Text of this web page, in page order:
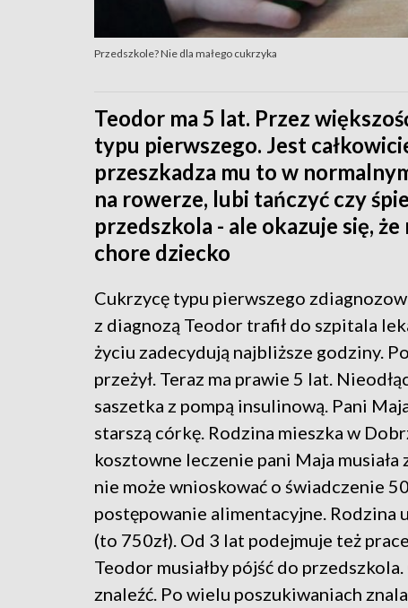
Przedszkole? Nie dla małego cukrzyka
Teodor ma 5 lat. Przez
typu pierwszego. Jest
przeszkadza mu to w
na rowerze, lubi tańczyć czy
przedszkola - ale okazuje się,
chore dziecko
Cukrzycę typu pierwszego
z diagnozą Teodor trafił do szpitala
życiu zadecydują najbliższe godziny.
przeżył. Teraz ma prawie 5 lat.
saszetka z pompą insulinową. Pani
starszą córkę. Rodzina mieszka w
kosztowne leczenie pani Maja
nie może wnioskować o świadczenie
postępowanie alimentacyjne.
(to 750zł). Od 3 lat podejmuje też
Teodor musiałby pójść do
znaleźć. Po wielu poszukiwaniach